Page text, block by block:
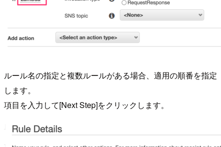
ルール名の指定と複数ルールがある場合、適用の順番を指定
します。
項目を入力して[Next Step]をクリックします。